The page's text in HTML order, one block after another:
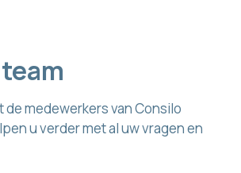
de medewerkers van Consilo
u verder met al uw vragen en